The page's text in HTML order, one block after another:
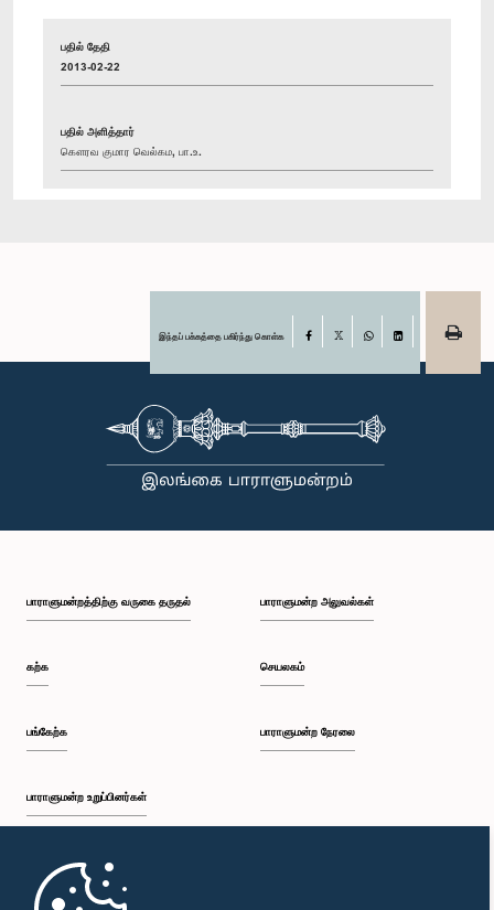
பதில் தேதி
2013-02-22
பதில் அளித்தார்
கௌரவ குமார வெல்கம, பா.உ.
இந்தப் பக்கத்தை பகிர்ந்து கொள்க Facebook
பாராளுமன்றத்திற்கு வருகை தருதல்
கற்க
பங்கேற்க
பாராளுமன்ற உறுப்பினர்கள்
முதற்பக்கம்
பாராளுமன்ற அலுவல்கள்
செயலகம்
பாராளுமன்ற நேரலை